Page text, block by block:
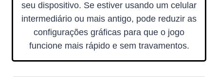
seu dispositivo. Se estiver usando um celular
intermediário ou mais antigo, pode reduzir as
configurações gráficas para que o jogo
funcione mais rápido e sem travamentos.